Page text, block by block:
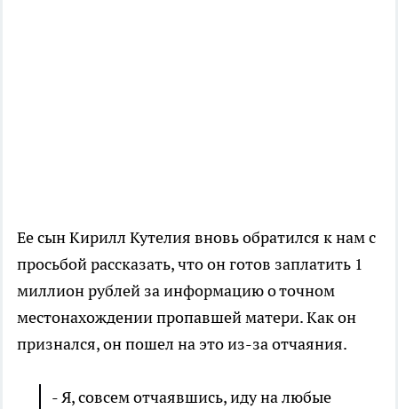
Ее сын Кирилл Кутелия вновь обратился к нам с
просьбой рассказать, что он готов заплатить 1
миллион рублей за информацию о точном
местонахождении пропавшей матери. Как он
признался, он пошел на это из-за отчаяния.
- Я, совсем отчаявшись, иду на любые